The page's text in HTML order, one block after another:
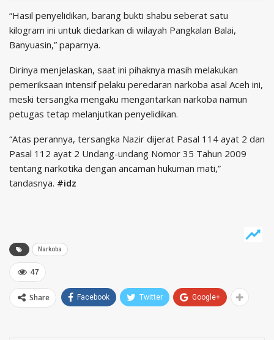
“Hasil penyelidikan, barang bukti shabu seberat satu
kilogram ini untuk diedarkan di wilayah Pangkalan Balai,
Banyuasin,” paparnya.
Dirinya menjelaskan, saat ini pihaknya masih melakukan
pemeriksaan intensif pelaku peredaran narkoba asal Aceh ini,
meski tersangka mengaku mengantarkan narkoba namun
petugas tetap melanjutkan penyelidikan.
“Atas perannya, tersangka Nazir dijerat Pasal 114 ayat 2 dan
Pasal 112 ayat 2 Undang-undang Nomor 35 Tahun 2009
tentang narkotika dengan ancaman hukuman mati,”
tandasnya. #idz
Narkoba
47
Share Facebook Twitter Google+